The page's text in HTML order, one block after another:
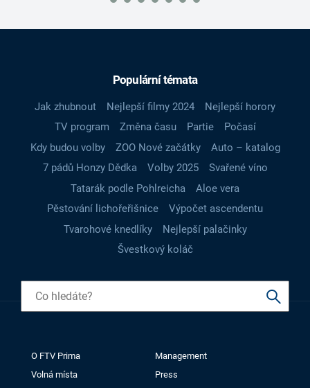
Populární témata
Jak zhubnout Nejlepší filmy 2024
Nejlepší horory
TV program
Změna času Partie
Počasí
Kdy budou volby
ZOO Nové začátky
Auto – katalog
7 pádů Honzy Dědka
Volby 2025
Svařené víno
Tatarák podle Pohlreicha
Aloe vera
Pěstování lichořeřišnice
Výpočet ascendentu
Tvarohové knedlíky
Nejlepší palačinky
Švestkový koláč
O FTV Prima
Management
Volná místa
Press